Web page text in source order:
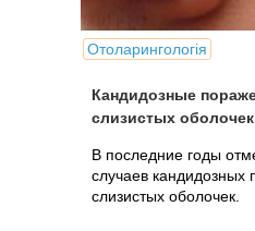
Отоларингологія
Кандидозные
слизистых оболочек
В последние годы
случаев кандидозных
слизистых оболочек.